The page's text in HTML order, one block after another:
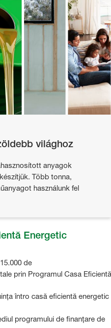
világhoz
anyagok
Több tonna,
használunk fel
Energetic
de
prin Programul Casa
întro casă eficientă
programului de finanțare de